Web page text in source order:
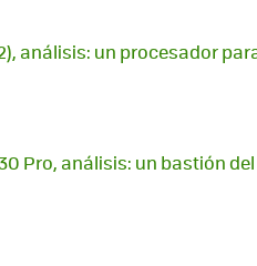
análisis: un procesador
Pro, análisis: un bastión